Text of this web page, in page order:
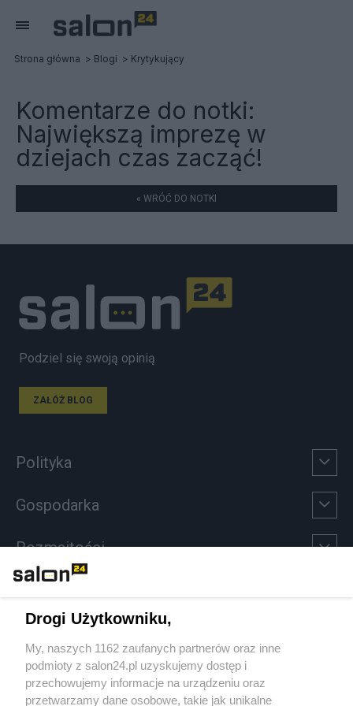
Strona główna Blogi Krytykujący
Komentarze do notki:
Największą imprezę w
dziejach czas zacząć!
« WRÓĆ DO NOTKI
Podziel się swoją opinią
ZAŁÓŻ BLOG
Polityka
Gospodarka
Rozmaitości
Sport
Społeczeństwo
Drogi Użytkowniku,
My, naszych 1162 zaufanych partnerów oraz inne
podmioty z salon24.pl uzyskujemy dostęp i
przechowujemy informacje na urządzeniu oraz
przetwarzamy dane osobowe, takie jak unikalne